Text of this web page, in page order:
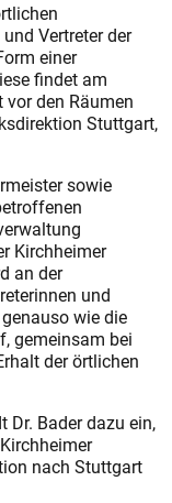
Vertreter der
einer
findet am
vor den Räumen
Stuttgart,
sowie
Kirchheimer
an der
und
wie die
gemeinsam bei
der örtlichen
Dr. Bader dazu ein,
nach Stuttgart